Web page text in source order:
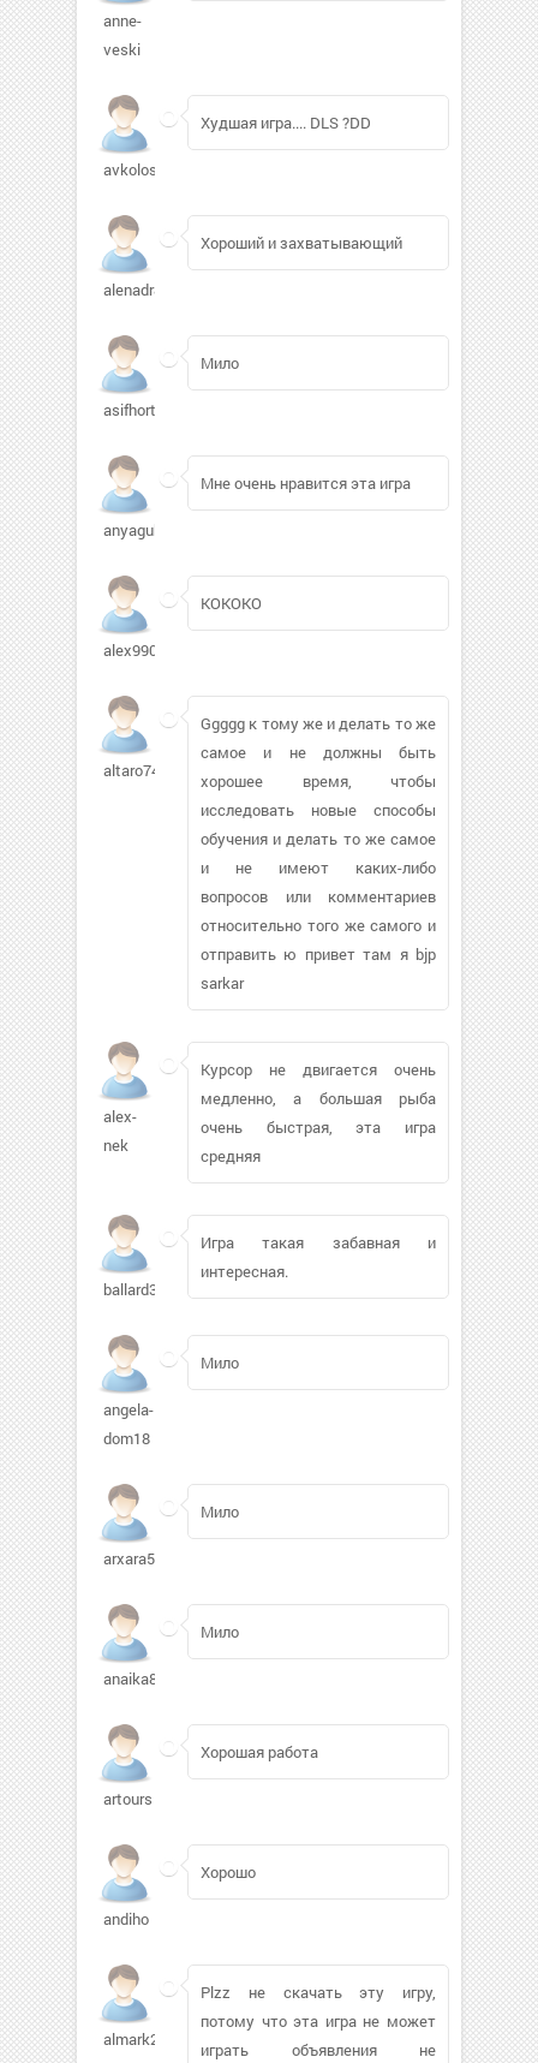
anne-
veski
avkolosov
Худшая игра.... DLS ?DD
alenadr88
Хороший и захватывающий
asifhort
Мило
anyagubova270
Мне очень нравится эта игра
alex9908
КОКОКО
altaro74
Ggggg к тому же и делать то же
самое и не должны быть
хорошее время, чтобы
исследовать новые способы
обучения и делать то же самое
и не имеют каких-либо
вопросов или комментариев
относительно того же самого и
отправить ю привет там я bjp
sarkar
alex-
nek
Курсор не двигается очень
медленно, а большая рыба
очень быстрая, эта игра
средняя
ballard34
Игра такая забавная и
интересная.
angela-
dom18
Мило
arxara555
Мило
anaika85255
Мило
artours
Хорошая работа
andiho
Хорошо
almark2
Plzz не скачать эту игру,
потому что эта игра не может
играть объявления не